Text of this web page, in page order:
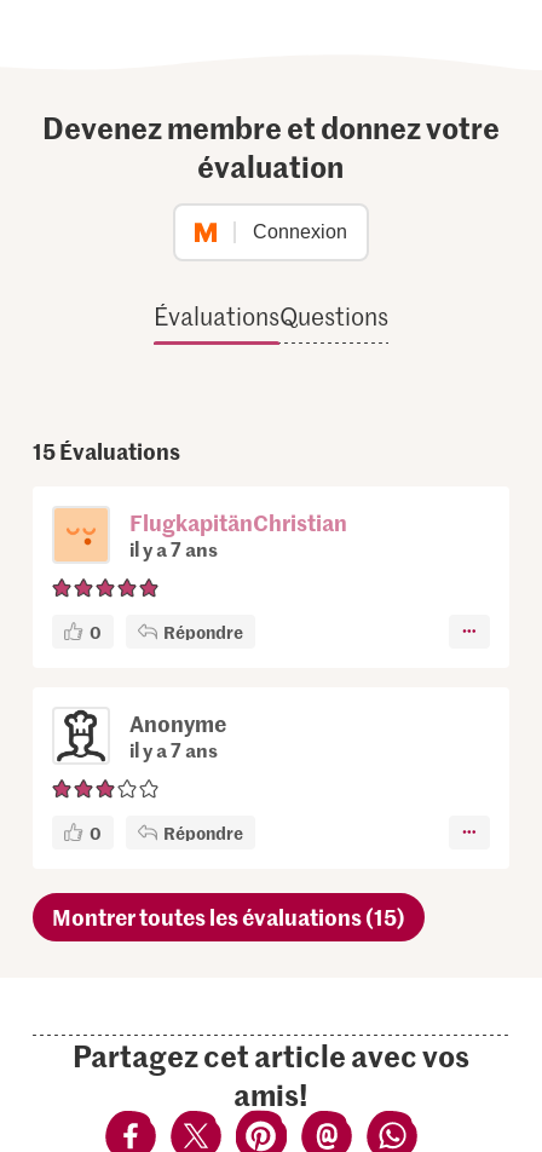
Devenez membre et donnez votre
évaluation
Connexion
ÉvaluationsQuestions
15Évaluations
FlugkapitänChristian
il y a 7 ans
0 Répondre
Anonyme
il y a 7 ans
0 Répondre
Montrer toutes les évaluations (15)
Partagez cet article avec vos
amis!